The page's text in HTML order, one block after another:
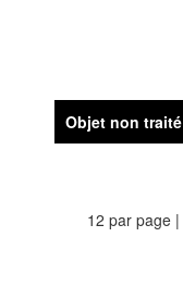
Objet non traité
12 par page |